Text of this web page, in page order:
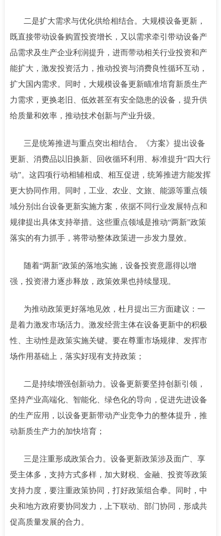
二是扩大需求与优化供给相结合。大规模设备更新，
既直接带动设备购置投资增长，又以需求牵引带动设备产
品需求及生产企业利润提升，进而带动相关行业投资和产
能扩大，激发投资活力，推动投资与消费良性循环互动，
扩大国内需求。同时，大规模设备更新瞄准培育新质生产
力需求，更换老旧、低效甚至有安全隐患的设备，提升供
给质量和效率，推动技术创新与产业升级。
三是统筹推进与重点突出相结合。《方案》提出设备
更新、消费品以旧换新、回收循环利用、标准提升“四大行
动”。这四项行动相辅相成、相互促进，统筹推进方能发挥
更大协同作用。同时，工业、农业、文旅、能源等重点领
域分别出台设备更新实施方案，依据不同行业发展特点和
规律提出具体支持举措。这些重点领域是推动“两新”政策
落实的有力抓手，将带动整体政策进一步发力显效。
随着“两新”政策的落地实施，设备投资意愿得以增
强，投资潜力逐步释放，政策效果也持续显现。
为推动政策更好落地见效，杜月提出三方面建议：一
是着力激发市场活力。激发经营主体在设备更新中的积极
性、主动性是政策实施关键。要在尊重市场规律、发挥市
场作用基础上，落实好现有支持政策；
二是持续增强创新动力。设备更新要坚持创新引领，
坚持产业高端化、智能化、绿色化的导向，促进先进设备
的生产应用，以设备更新带动产业竞争力的整体提升，推
动新质生产力的加快培育；
三是注重形成政策合力。设备更新政策涉及面广、享
受主体多，支持方式多样，加大财税、金融、投资等政策
支持力度，要注重政策协同，打好政策组合拳。同时，中
央和地方政府要协同发力，上下联动、部门协同，形成共
促高质量发展的合力。